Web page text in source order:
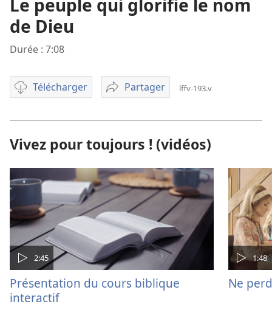
Le peuple qui glorifie le nom
de Dieu
Durée : 7:08
Télécharger
Options
télécharger
une
vidéo
Partager
Le
qui
glorifie
le
nom
de
Dieu
lffv-193.v
Vivez pour toujours ! (vidéos)
2:45
Présentation du cours biblique
interactif
1:48
Ne